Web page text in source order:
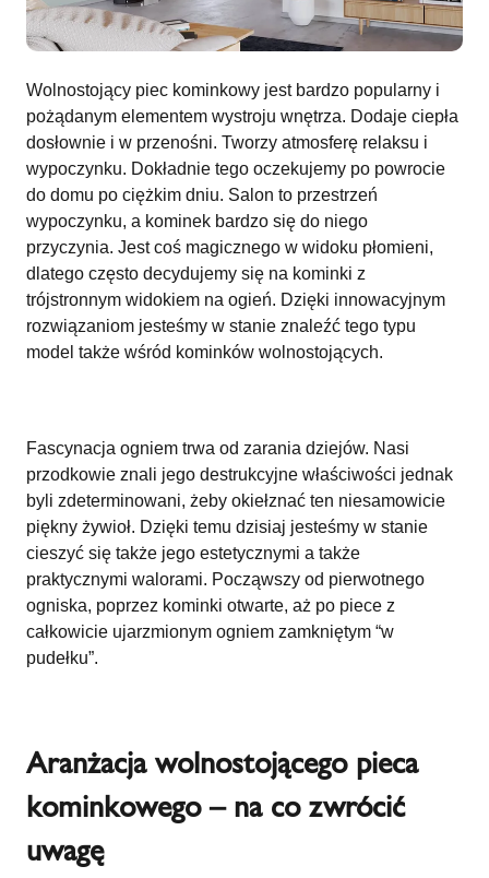
Wolnostojący piec kominkowy jest bardzo popularny i
pożądanym elementem wystroju wnętrza. Dodaje ciepła
dosłownie i w przenośni. Tworzy atmosferę relaksu i
wypoczynku. Dokładnie tego oczekujemy po powrocie
do domu po ciężkim dniu. Salon to przestrzeń
wypoczynku, a kominek bardzo się do niego
przyczynia. Jest coś magicznego w widoku płomieni,
dlatego często decydujemy się na kominki z
trójstronnym widokiem na ogień. Dzięki innowacyjnym
rozwiązaniom jesteśmy w stanie znaleźć tego typu
model także wśród kominków wolnostojących.
Fascynacja ogniem trwa od zarania dziejów. Nasi
przodkowie znali jego destrukcyjne właściwości jednak
byli zdeterminowani, żeby okiełznać ten niesamowicie
piękny żywioł. Dzięki temu dzisiaj jesteśmy w stanie
cieszyć się także jego estetycznymi a także
praktycznymi walorami. Począwszy od pierwotnego
ogniska, poprzez kominki otwarte, aż po piece z
całkowicie ujarzmionym ogniem zamkniętym “w
pudełku”.
Aranżacja wolnostojącego pieca
kominkowego – na co zwrócić
uwagę